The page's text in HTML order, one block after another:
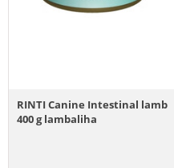
RINTI Canine Intestinal lamb
400 g lambaliha